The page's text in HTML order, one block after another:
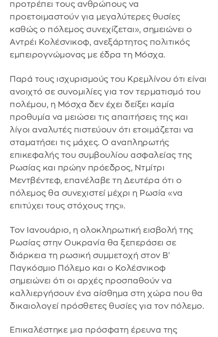
προτρέπει τους ανθρώπους να
προετοιμαστούν για μεγαλύτερες θυσίες
καθώς ο πόλεμος συνεχίζεται», σημειώνει ο
Αντρέι Κολέσνικοφ, ανεξάρτητος πολιτικός
εμπειρογνώμονας με έδρα τη Μόσχα.
Παρά τους ισχυρισμούς του Κρεμλίνου ότι είναι
ανοιχτό σε συνομιλίες για τον τερματισμό του
πολέμου, η Μόσχα δεν έχει δείξει καμία
προθυμία να μειώσει τις απαιτήσεις της και
λίγοι αναλυτές πιστεύουν ότι ετοιμάζεται να
σταματήσει τις μάχες. Ο αναπληρωτής
επικεφαλής του συμβουλίου ασφαλείας της
Ρωσίας και πρώην πρόεδρος, Ντμίτρι
Μεντβέντεφ, επανέλαβε τη Δευτέρα ότι ο
πόλεμος θα συνεχιστεί μέχρι η Ρωσία «να
επιτύχει τους στόχους της».
Τον Ιανουάριο, η ολοκληρωτική εισβολή της
Ρωσίας στην Ουκρανία θα ξεπεράσει σε
διάρκεια τη ρωσική συμμετοχή στον Β'
Παγκόσμιο Πόλεμο και ο Κολέσνικοφ
σημειώνει ότι οι αρχές προσπαθούν να
καλλιεργήσουν ένα αίσθημα στη χώρα που θα
δικαιολογεί πρόσθετες θυσίες για τον πόλεμο.
Επικαλέστηκε μια πρόσφατη έρευνα της